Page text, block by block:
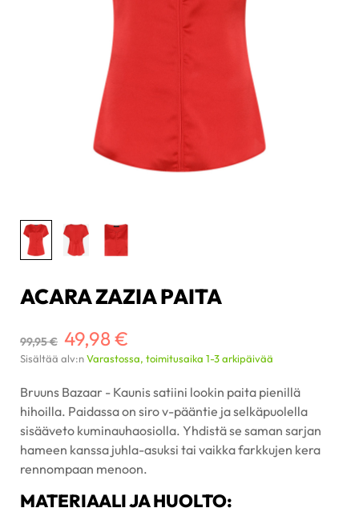
ACARA ZAZIA PAITA
99,95 € 49,98 €
Sisältää alv:nVarastossa, toimitusaika 1-3 arkipäivää
Bruuns Bazaar - Kaunis satiini lookin paita pienillä
hihoilla. Paidassa on siro v-pääntie ja selkäpuolella
sisääveto kuminauhaosiolla. Yhdistä se saman sarjan
hameen kanssa juhla-asuksi tai vaikka farkkujen kera
rennompaan menoon.
MATERIAALI JA HUOLTO: